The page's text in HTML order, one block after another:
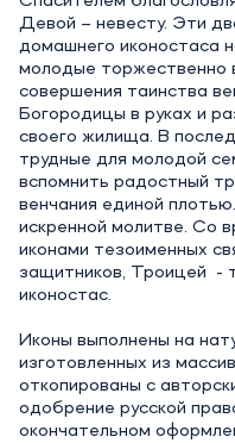
Девой – невесту. Эти
домашнего иконостаса
молодые торжественно
совершения таинства
Богородицы в руках и
своего жилища. В
трудные для молодой
вспомнить радостный
венчания единой
искренной молитве. Со
иконами тезоименных
защитников, Троицей -
иконостас.
Иконы выполнены на
изготовленных из
откопированы с
одобрение русской
окончательном